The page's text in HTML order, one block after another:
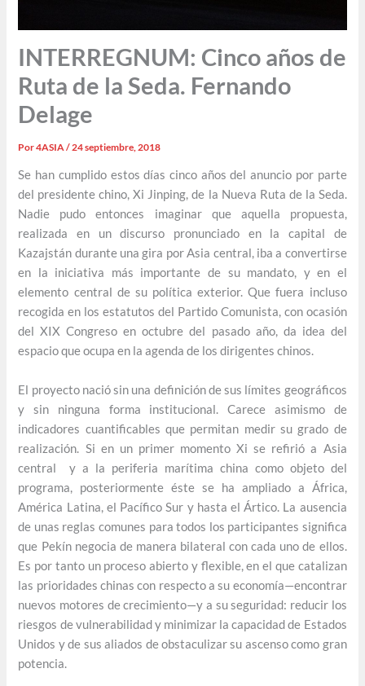
INTERREGNUM: Cinco años de
Ruta de la Seda. Fernando
Delage
Por4ASIA/ 24 septiembre, 2018
Se han cumplido estos días cinco años del anuncio por parte
del presidente chino, Xi Jinping, de la Nueva Ruta de la Seda.
Nadie pudo entonces imaginar que aquella propuesta,
realizada en un discurso pronunciado en la capital de
Kazajstán durante una gira por Asia central, iba a convertirse
en la iniciativa más importante de su mandato, y en el
elemento central de su política exterior. Que fuera incluso
recogida en los estatutos del Partido Comunista, con ocasión
del XIX Congreso en octubre del pasado año, da idea del
espacio que ocupa en la agenda de los dirigentes chinos.
El proyecto nació sin una definición de sus límites geográficos
y sin ninguna forma institucional. Carece asimismo de
indicadores cuantificables que permitan medir su grado de
realización. Si en un primer momento Xi se refirió a Asia
central y a la periferia marítima china como objeto del
programa, posteriormente éste se ha ampliado a África,
América Latina, el Pacífico Sur y hasta el Ártico. La ausencia
de unas reglas comunes para todos los participantes significa
que Pekín negocia de manera bilateral con cada uno de ellos.
Es por tanto un proceso abierto y flexible, en el que catalizan
las prioridades chinas con respecto a su economía—encontrar
nuevos motores de crecimiento—y a su seguridad: reducir los
riesgos de vulnerabilidad y minimizar la capacidad de Estados
Unidos y de sus aliados de obstaculizar su ascenso como gran
potencia.